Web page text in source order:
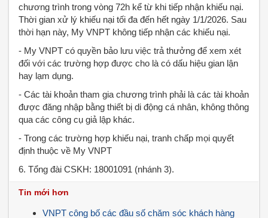
chương trình trong vòng 72h kể từ khi tiếp nhận khiếu nại.
Thời gian xử lý khiếu nại tối đa đến hết ngày 1/1/2026. Sau
thời hạn này, My VNPT không tiếp nhận các khiếu nại.
- My VNPT có quyền bảo lưu việc trả thưởng để xem xét
đối với các trường hợp được cho là có dấu hiệu gian lận
hay lạm dụng.
- Các tài khoản tham gia chương trình phải là các tài khoản
được đăng nhập bằng thiết bị di động cá nhân, không thông
qua các công cụ giả lập khác.
- Trong các trường hợp khiếu nại, tranh chấp mọi quyết
định thuộc về My VNPT
6. Tổng đài CSKH: 18001091 (nhánh 3).
Tin mới hơn
VNPT công bố các đầu số chăm sóc khách hàng